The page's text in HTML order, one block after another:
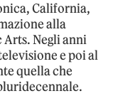
California,
alla
Negli anni
e poi al
quella che